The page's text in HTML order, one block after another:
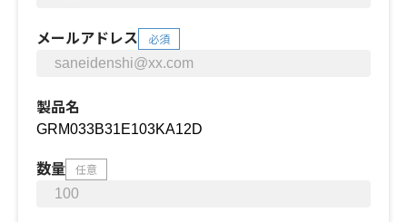
メールアドレス 必須
製品名
数量 任意